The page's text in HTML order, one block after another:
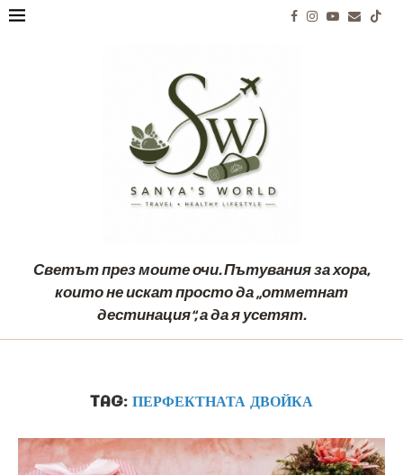
Светът през моите очи. Пътувания за хора,
които не искат просто да „отметнат
дестинация“, а да я усетят.
TAG: ПЕРФЕКТНАТА ДВОЙКА